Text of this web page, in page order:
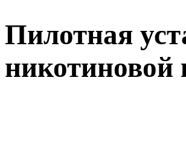
Пилотная
никотиновой